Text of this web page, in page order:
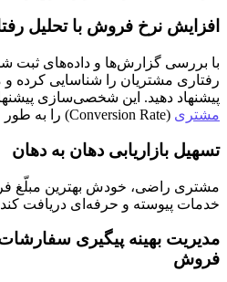
افزایش نرخ فروش با تحلیل
رفتاری مشتریان را شناسایی کرده و
پیشنهاد دهید. این شخصی‌سازی
مشتری (Conversion Rate) را به طور محسوسی افزایش خواهد داد.
تسهیل بازاریابی دهان به دهان
مشتری راضی، خودش بهترین مبلّغ
خدمات پیوسته و حرفه‌ای دریافت کند
مدیریت بهینه پیگیری
فروش